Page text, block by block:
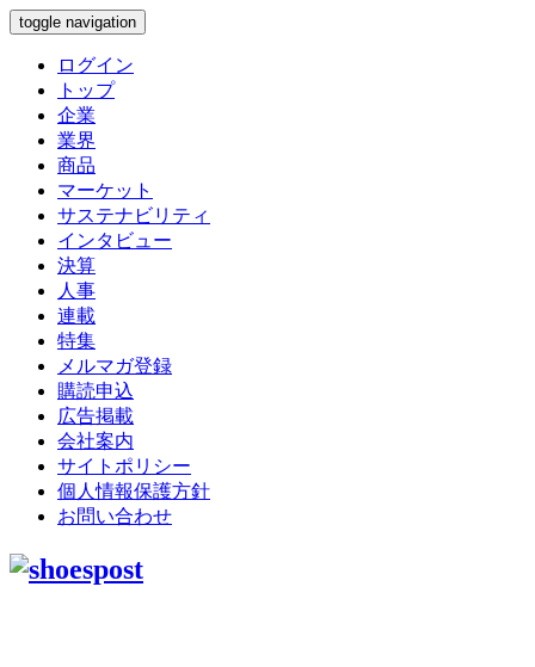
toggle navigation
ログイン
トップ
企業
業界
商品
マーケット
サステナビリティ
インタビュー
決算
人事
連載
特集
メルマガ登録
購読申込
広告掲載
会社案内
サイトポリシー
個人情報保護方針
お問い合わせ